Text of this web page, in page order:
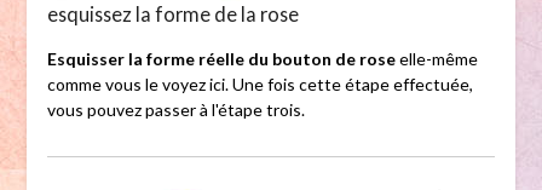
esquissez la forme de la rose
Esquisser la forme réelle du bouton de roseelle-même
comme vous le voyez ici. Une fois cette étape effectuée,
vous pouvez passer à l'étape trois.